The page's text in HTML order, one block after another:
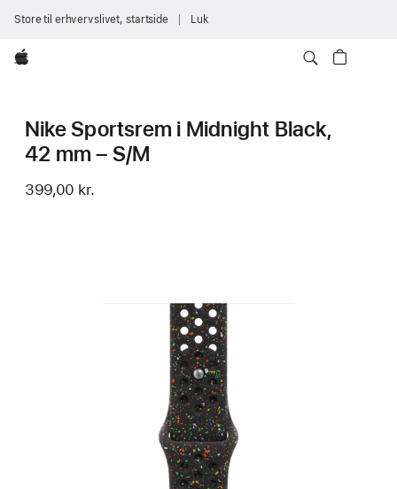
Store til erhvervslivet, startside Luk
Apple
Nike Sportsrem i Midnight Black,
42 mm – S/M
399,00 kr.